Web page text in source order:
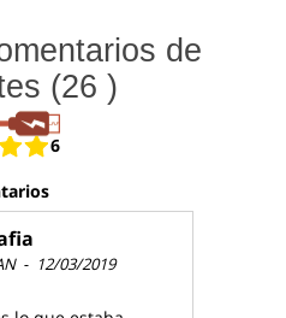
de
(26 )
6
- 12/03/2019